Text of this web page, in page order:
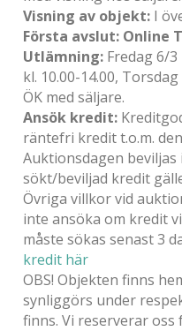
Visning av objekt:I
Första avslut: Online
Utlämning:Fredag 6/3
kl. 10.00-14.00,
ÖK med säljare.
Ansök kredit:
räntefri kredit t.o.m.
Auktionsdagen beviljas
sökt/beviljad kredit
Övriga villkor vid
inte ansöka om kredit
måste sökas senast 3
kredit här
OBS! Objekten finns
synliggörs under
finns. Vi reserverar